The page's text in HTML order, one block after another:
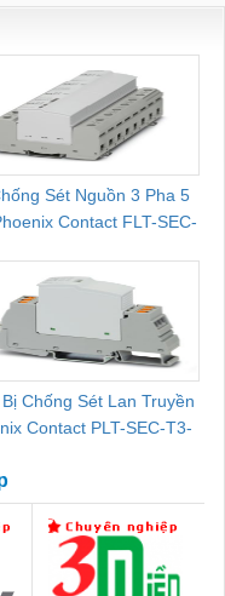
CHAY
Sét Nguồn 3 Pha 5
Contact FLT-SEC-
Chống Sét Lan Truyền
Contact PLT-SEC-T3-